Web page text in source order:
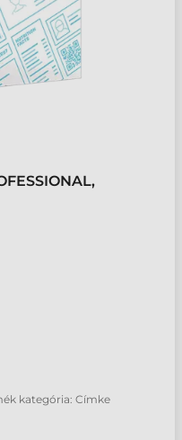
kategória: Címke